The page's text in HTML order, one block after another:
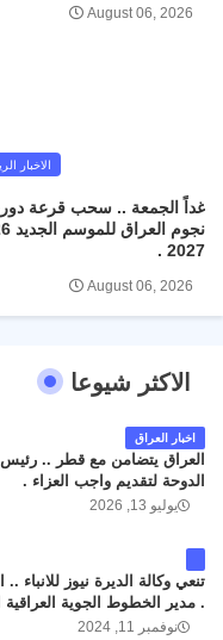
August 06, 2026
الاخبار
غداً الجمعة .. سحب قرعة
2027 .
August 06, 2026
الاكثر شيوعا
اخبار العراق
العراق يتضامن مع قطر .. رئيس
الدوحة لتقديم واجب العزاء .
يوليو 13, 2026
تنعي وكالة الديرة نيوز
. مدير الخطوط الجوية
داخل مطار البصرة الدولي
نوفمبر 11, 2024